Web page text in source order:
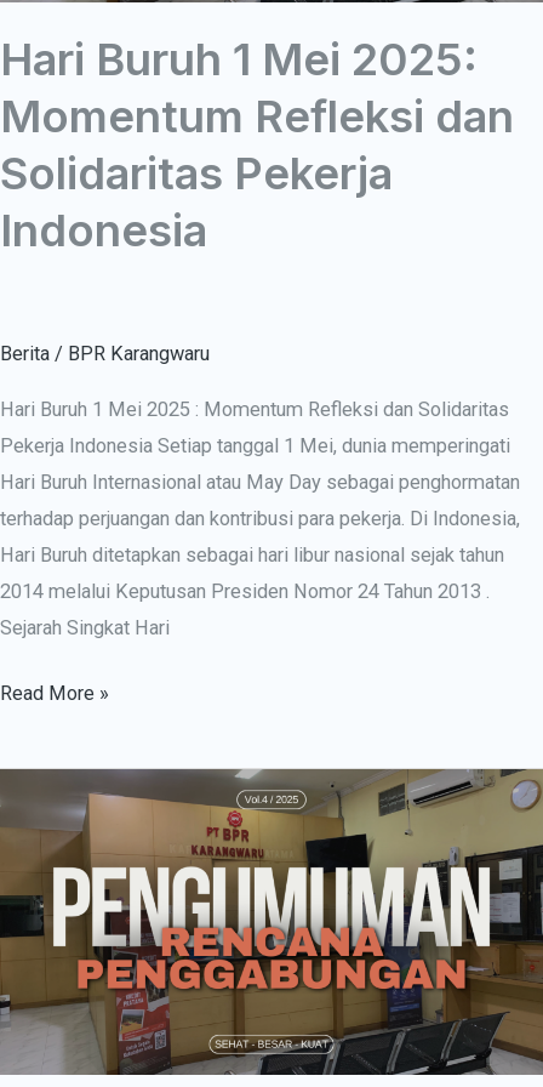
Hari Buruh 1 Mei 2025:
Momentum Refleksi dan
Solidaritas Pekerja
Indonesia
Berita / BPR Karangwaru
Hari Buruh 1 Mei 2025 : Momentum Refleksi dan Solidaritas
Pekerja Indonesia Setiap tanggal 1 Mei, dunia memperingati
Hari Buruh Internasional atau May Day sebagai penghormatan
terhadap perjuangan dan kontribusi para pekerja. Di Indonesia,
Hari Buruh ditetapkan sebagai hari libur nasional sejak tahun
2014 melalui Keputusan Presiden Nomor 24 Tahun 2013 .​
Sejarah Singkat Hari
Pekerja
Indonesia
Read More »
Rencana
Penggabungan
BPR